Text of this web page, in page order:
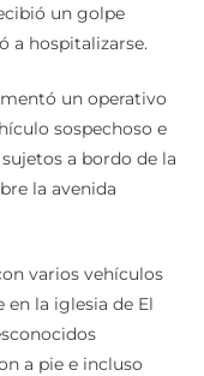
un golpe
a hospitalizarse.
un operativo
sospechoso e
a bordo de la
la avenida
varios vehículos
en la iglesia de El
a pie e incluso